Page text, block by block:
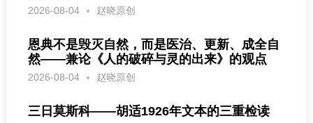
2026-08-04 赵晓原创
恩典不是毁灭自然，而是医治、更新、成全自
然——兼论《人的破碎与灵的出来》的观点
2026-08-04 赵晓原创
三日莫斯科——胡适1926年文本的三重检读